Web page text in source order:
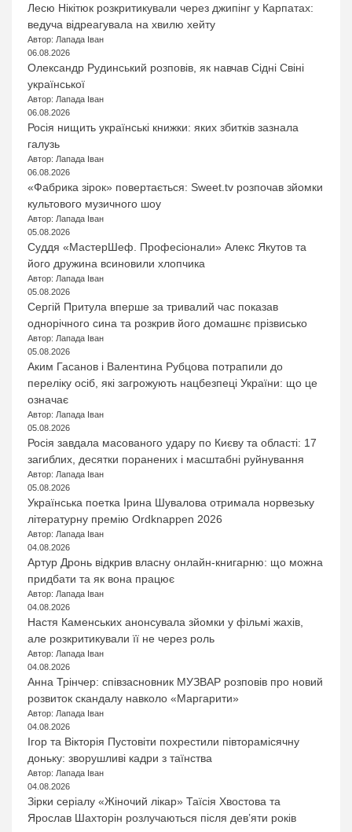
Лесю Нікітюк розкритикували через джипінг у Карпатах:
ведуча відреагувала на хвилю хейту
Автор: Лапада Іван
06.08.2026
Олександр Рудинський розповів, як навчав Сідні Свіні
української
Автор: Лапада Іван
06.08.2026
Росія нищить українські книжки: яких збитків зазнала
галузь
Автор: Лапада Іван
06.08.2026
«Фабрика зірок» повертається: Sweet.tv розпочав зйомки
культового музичного шоу
Автор: Лапада Іван
05.08.2026
Суддя «МастерШеф. Професіонали» Алекс Якутов та
його дружина всиновили хлопчика
Автор: Лапада Іван
05.08.2026
Сергій Притула вперше за тривалий час показав
однорічного сина та розкрив його домашнє прізвисько
Автор: Лапада Іван
05.08.2026
Аким Гасанов і Валентина Рубцова потрапили до
переліку осіб, які загрожують нацбезпеці України: що це
означає
Автор: Лапада Іван
05.08.2026
Росія завдала масованого удару по Києву та області: 17
загиблих, десятки поранених і масштабні руйнування
Автор: Лапада Іван
05.08.2026
Українська поетка Ірина Шувалова отримала норвезьку
літературну премію Ordknappen 2026
Автор: Лапада Іван
04.08.2026
Артур Дронь відкрив власну онлайн-книгарню: що можна
придбати та як вона працює
Автор: Лапада Іван
04.08.2026
Настя Каменських анонсувала зйомки у фільмі жахів,
але розкритикували її не через роль
Автор: Лапада Іван
04.08.2026
Анна Трінчер: співзасновник МУЗВАР розповів про новий
розвиток скандалу навколо «Маргарити»
Автор: Лапада Іван
04.08.2026
Ігор та Вікторія Пустовіти похрестили півторамісячну
доньку: зворушливі кадри з таїнства
Автор: Лапада Іван
04.08.2026
Зірки серіалу «Жіночий лікар» Таїсія Хвостова та
Ярослав Шахторін розлучаються після дев’яти років